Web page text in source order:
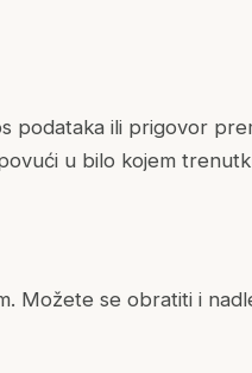
podataka ili prigovor
u bilo kojem
Možete se obratiti i